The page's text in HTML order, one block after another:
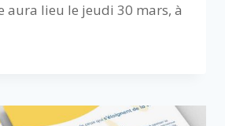
aura lieu le jeudi 30 mars, à